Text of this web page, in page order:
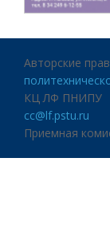
Авторские
КЦ ЛФ ПНИПУ
cc@lf.pstu.ru
Приемная